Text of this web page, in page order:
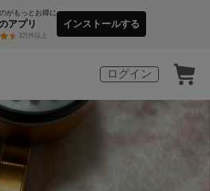
がもっとお得に
アプリ
3万件以上
インストールする
ログイン